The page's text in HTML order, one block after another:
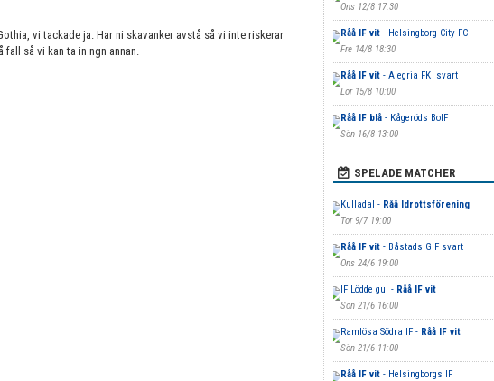
vi tackade ja. Har ni skavanker avstå så vi inte riskerar
fall så vi kan ta in ngn annan.
Ons 12/8 17:30
Råå IF vit- Helsingborg City FC
Fre 14/8 18:30
Råå IF vit- Alegria FK svart
Lör 15/8 10:00
Råå IF blå- Kågeröds BoIF
Sön 16/8 13:00
SPELADE MATCHER
Kulladal - Råå Idrottsförening
Tor 9/7 19:00
Råå IF vit- Båstads GIF svart
Ons 24/6 19:00
IF Lödde gul - Råå IF vit
Sön 21/6 16:00
Ramlösa Södra IF - Råå IF vit
Sön 21/6 11:00
Råå IF vit- Helsingborgs IF